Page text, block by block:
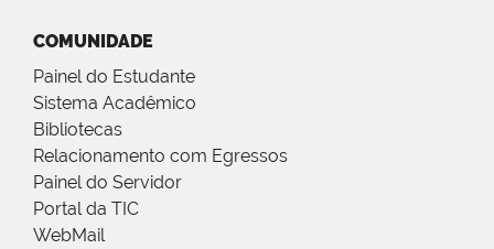
COMUNIDADE
Painel do Estudante
Sistema Acadêmico
Bibliotecas
Relacionamento com Egressos
Painel do Servidor
Portal da TIC
WebMail